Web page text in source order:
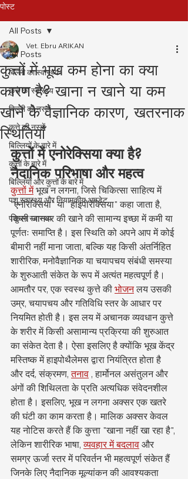
पोस्ट
All Posts
बिल्ली का स्वास्थ्य
कुत्ते का स्वास्थ्य
बिल्ली की नस्लें
कुत्ते की नस्लें
बिल्लियों के बारे में
कुत्तों के बारे में
बिल्लियों और कुत्तों के बारे में
पशु स्वास्थ्य और नियामकीय अपडेट
पशुधन स्वास्थ्य
All Posts
कुत्तों में भूख कम होना का क्या
कारण है? खाना न खाने या कम
खाने के वैज्ञानिक कारण, खतरनाक
स्थितियाँ
Vet. Ebru ARIKAN
कुत्तों में एनोरेक्सिया क्या है?
नैदानिक परिभाषा और महत्व
कुत्तों में भूख न लगना, जिसे चिकित्सा साहित्य में
"एनोरेक्सिया" या "हाइपोरेक्सिया" कहा जाता है,
किसी जानवर की खाने की सामान्य इच्छा में कमी या
पूर्णतः समाप्ति है। इस स्थिति को अपने आप में कोई
बीमारी नहीं माना जाता, बल्कि यह किसी अंतर्निहित
शारीरिक, मनोवैज्ञानिक या चयापचय संबंधी समस्या
के शुरुआती संकेत के रूप में अत्यंत महत्वपूर्ण है।
आमतौर पर, एक स्वस्थ कुत्ते की भोजन लय उसकी
उम्र, चयापचय और गतिविधि स्तर के आधार पर
नियमित होती है। इस लय में अचानक व्यवधान कुत्ते
के शरीर में किसी असामान्य प्रक्रिया की शुरुआत
का संकेत देता है। ऐसा इसलिए है क्योंकि भूख केंद्र
मस्तिष्क में हाइपोथैलेमस द्वारा नियंत्रित होता है
और दर्द, संक्रमण, तनाव , हार्मोनल असंतुलन और
अंगों की शिथिलता के प्रति अत्यधिक संवेदनशील
होता है। इसलिए, भूख न लगना अक्सर एक खतरे
की घंटी का काम करता है। मालिक अक्सर केवल
यह नोटिस करते हैं कि कुत्ता "खाना नहीं खा रहा है",
लेकिन शारीरिक भाषा, व्यवहार में बदलाव और
समग्र ऊर्जा स्तर में परिवर्तन भी महत्वपूर्ण संकेत हैं
जिनके लिए नैदानिक मूल्यांकन की आवश्यकता